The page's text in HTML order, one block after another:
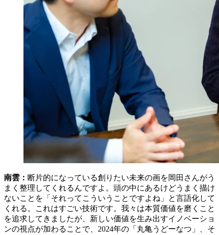
南雲： 断片的になっている創りたい未来の画を岡田さんがう
まく整理してくれるんですよ。頭の中にあるけどうまく描け
ないことを「それってこういうことですよね」と言語化して
くれる。これはすごい技術です。我々は本質価値を磨くこと
を追求してきましたが、新しい価値を生み出すイノベーショ
ンの視点が加わることで、2024年の「丸亀うどーなつ」、そ